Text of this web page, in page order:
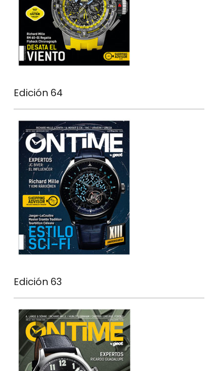
Edición 64
Edición 63